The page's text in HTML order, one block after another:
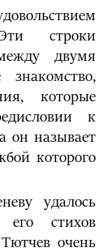
строки
двумя
знакомство,
которые
к
он называет
которого
удалось
стихов
очень